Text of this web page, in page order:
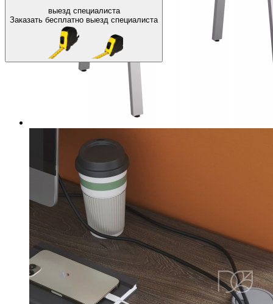
выезд специалиста
Заказать бесплатно выезд специалиста